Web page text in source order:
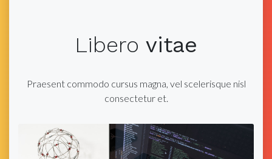
Libero vitae
Praesent commodo cursus magna, vel scelerisque nisl
consectetur et.